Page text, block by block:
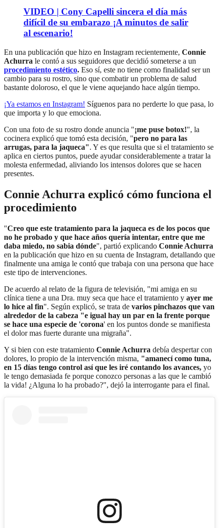
VIDEO | Cony Capelli sincera el día más
difícil de su embarazo ¡A minutos de salir
al escenario!
En una publicación que hizo en Instagram recientemente, Connie
Achurra le contó a sus seguidores que decidió someterse a un
procedimiento estético. Eso sí, este no tiene como finalidad ser un
cambio para su rostro, sino que combatir un problema de salud
bastante doloroso, el que le viene aquejando hace algún tiempo.
¡Ya estamos en Instagram! Síguenos para no perderte lo que pasa, lo
que importa y lo que emociona.
Con una foto de su rostro donde anuncia "¡me puse botox!", la
cocinera explicó que tomó esta decisión, "pero no para las
arrugas, para la jaqueca". Y es que resulta que si el tratamiento se
aplica en ciertos puntos, puede ayudar considerablemente a tratar la
molesta enfermedad, aliviando los intensos dolores que se hacen
presentes.
Connie Achurra explicó cómo funciona el
procedimiento
"Creo que este tratamiento para la jaqueca es de los pocos que
no he probado y que hace años quería intentar, entre que me
daba miedo, no sabia dónde", partió explicando Connie Achurra
en la publicación que hizo en su cuenta de Instagram, detallando que
finalmente una amiga le contó que trabaja con una persona que hace
este tipo de intervenciones.
De acuerdo al relato de la figura de televisión, "mi amiga en su
clínica tiene a una Dra. muy seca que hace el tratamiento y ayer me
lo hice al fin". Según explicó, se trata de varios pinchazos que van
alrededor de la cabeza "e igual hay un par en la frente porque
se hace una especie de 'corona' en los puntos donde se manifiesta
el dolor mas fuerte durante una migraña".
Y si bien con este tratamiento Connie Achurra debía despertar con
dolores, lo propio de la intervención misma, "amanecí como tuna,
en 15 días tengo control así que les iré contando los avances, yo
le tengo demasiada fe porque conozco personas a las que le cambió
la vida! ¿Alguna lo ha probado?", dejó la interrogante para el final.